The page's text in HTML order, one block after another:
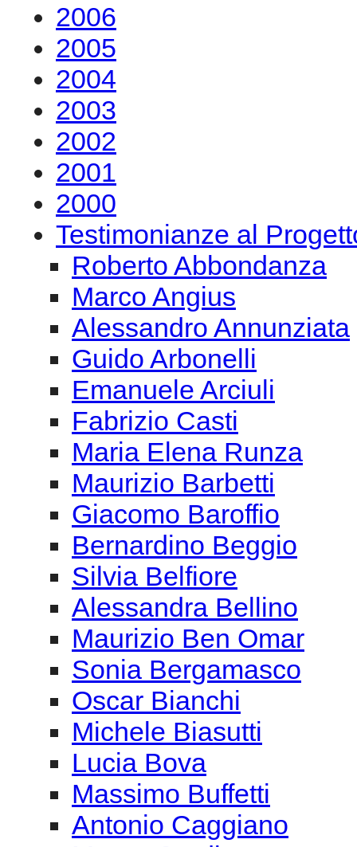
2001
2000
Testimonianze al
Roberto Abbondanza
Marco Angius
Alessandro Annunziata
Guido Arbonelli
Emanuele Arciuli
Fabrizio Casti
Maria Elena Runza
Maurizio Barbetti
Giacomo Baroffio
Bernardino Beggio
Silvia Belfiore
Alessandra Bellino
Maurizio Ben Omar
Sonia Bergamasco
Oscar Bianchi
Michele Biasutti
Lucia Bova
Massimo Buffetti
Antonio Caggiano
Mauro Cardi
Emanuele Casale
Stefano Cardi
Luigi Ceccarelli